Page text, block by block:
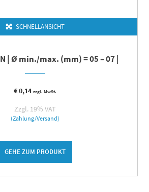
SCHNELLANSICHT
| Ø min./max. (mm) = 05 – 07 |
€0,14 zzgl. MwSt.
Zzgl. 19% VAT
(Zahlung/Versand)
GEHE ZUM PRODUKT